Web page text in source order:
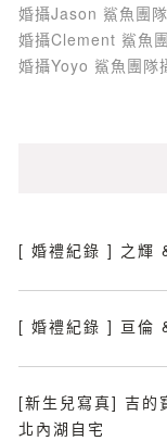
婚攝Jason 鯊魚團
婚攝Clement 鯊魚
婚攝Yoyo 鯊魚團隊
[ 婚禮紀錄 ] 之輝
[ 婚禮紀錄 ] 亘倫
[新生兒寫真] 吉的
北內湖自宅